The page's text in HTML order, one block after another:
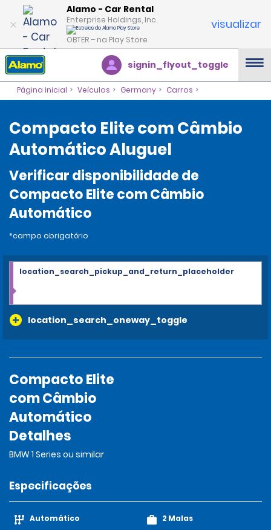
Alamo - Car Rental
Enterprise Holdings, Inc.
OBTER – na Play Store
visualizar
signin_flyout_toggle
Página inicial Veículos Germany Carros
Compacto Elite com Câmbio
Automático Aluguel
Verificar disponibilidade de
Compacto Elite com Câmbio
Automático
*campo obrigatório
location_search_oneway_toggle
location_search_pickup_and_return_placeholder
Compacto Elite
com Câmbio
Automático
Detalhes
BMW 1 Series ou similar
Especificações
Automático 2 Malas